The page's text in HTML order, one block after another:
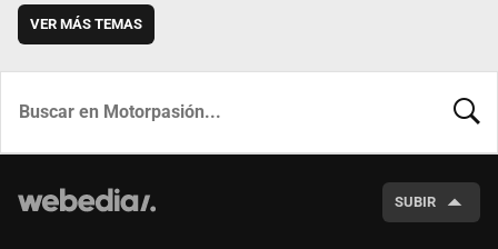
VER MÁS TEMAS
SUBIR